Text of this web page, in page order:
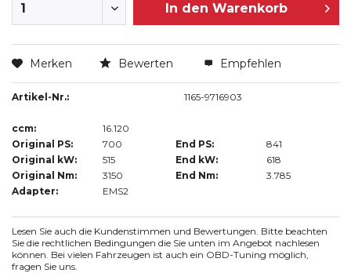
In den Warenkorb
Merken Bewerten Empfehlen
Artikel-Nr.: 1165-9716903
ccm:
16.120
Original PS:
700 End PS:
841
Original kW:
515 End kW:
618
Original Nm:
3150 End Nm:
3.785
Adapter:
EMS2
Lesen Sie auch die Kundenstimmen und Bewertungen. Bitte beachten
Sie die rechtlichen Bedingungen die Sie unten im Angebot nachlesen
können. Bei vielen Fahrzeugen ist auch ein OBD-Tuning möglich,
fragen Sie uns.